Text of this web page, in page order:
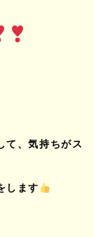
て、気持ちがス
します